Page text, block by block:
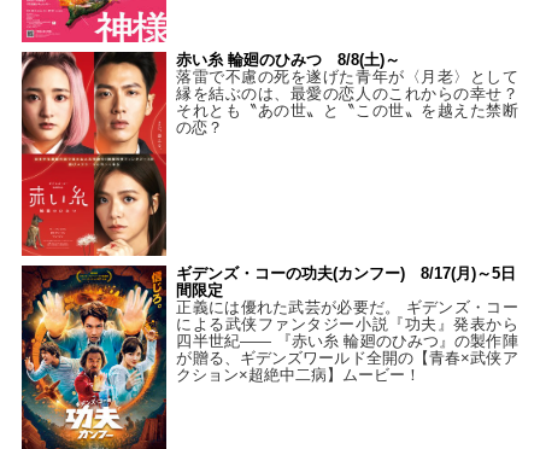
赤い糸 輪廻のひみつ 8/8(土)～
落雷で不慮の死を遂げた青年が〈月老〉として
縁を結ぶのは、最愛の恋人のこれからの幸せ？
それとも〝あの世〟と〝この世〟を越えた禁断
の恋？
ギデンズ・コーの功夫(カンフー) 8/17(月)～5日
間限定
正義には優れた武芸が必要だ。 ギデンズ・コー
による武侠ファンタジー小説『功夫』発表から
四半世紀―― 『赤い糸 輪廻のひみつ』の製作陣
が贈る、ギデンズワールド全開の【青春×武侠ア
クション×超絶中二病】ムービー！